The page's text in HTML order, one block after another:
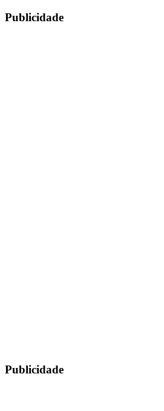
Publicidade
Publicidade